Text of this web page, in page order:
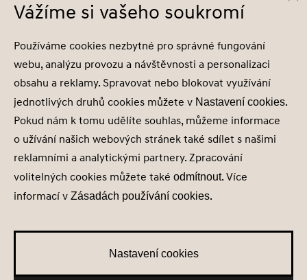
© Hyundai Motor Czech s.r.o.
Infocentrum
800 800 900
Nastavení cookies
Zásady zpracování osobních údajů
Seznam příjemců
Správa souhlasů
Obchodní podmínky
Vážíme si vašeho soukromí
Používáme cookies nezbytné pro správné fungování
webu, analýzu provozu a návštěvnosti a personalizaci
obsahu a reklamy. Spravovat nebo blokovat využívání
jednotlivých druhů cookies můžete v Nastavení cookies.
Pokud nám k tomu udělíte souhlas, můžeme informace
o užívání našich webových stránek také sdílet s našimi
reklamními a analytickými partnery. Zpracování
volitelných cookies můžete také odmítnout. Více
informací v Zásadách používání cookies.
Nastavení cookies